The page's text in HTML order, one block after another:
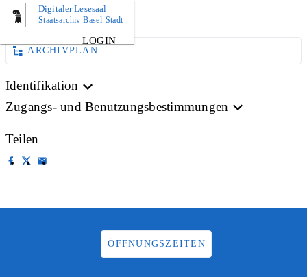
Digitaler Lesesaal
Staatsarchiv Basel-Stadt
LOGIN
AKTE
ARCHIVPLAN
Identifikation
Zugangs- und Benutzungsbestimmungen
Teilen
ÖFFNUNGSZEITEN